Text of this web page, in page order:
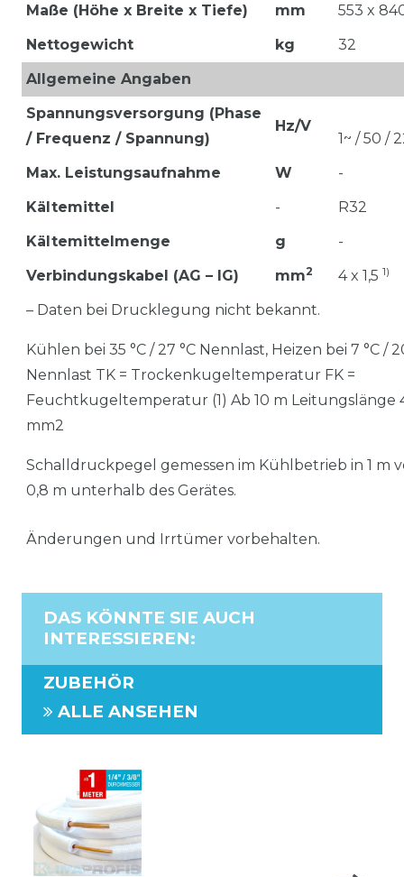
Maße (Höhe x Breite x Tiefe) mm
553 x
Nettogewicht
kg
32
Allgemeine Angaben
Spannungsversorgung (Phase
/ Frequenz / Spannung)
Hz/V
1~ / 50 /
Max. Leistungsaufnahme
W
-
Kältemittel
-
R32
Kältemittelmenge
g
-
Verbindungskabel (AG – IG)
mm2 4 x 1,5 1)
– Daten bei Drucklegung nicht bekannt.
Kühlen bei 35 °C / 27 °C Nennlast, Heizen bei 7 °C /
Nennlast TK = Trockenkugeltemperatur FK =
Feuchtkugeltemperatur (1) Ab 10 m Leitungslänge
mm2
Schalldruckpegel gemessen im Kühlbetrieb in 1 m
0,8 m unterhalb des Gerätes.
Änderungen und Irrtümer vorbehalten.
DAS KÖNNTE SIE AUCH
INTERESSIEREN:
ZUBEHÖR
ALLE ANSEHEN